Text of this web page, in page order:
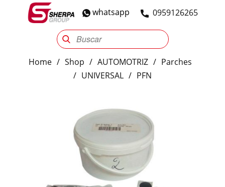
​0959126265
whatsapp
Sherpa Group Reencauche Automotriz
Home / Shop / AUTOMOTRIZ / Parches
/ UNIVERSAL / PFN